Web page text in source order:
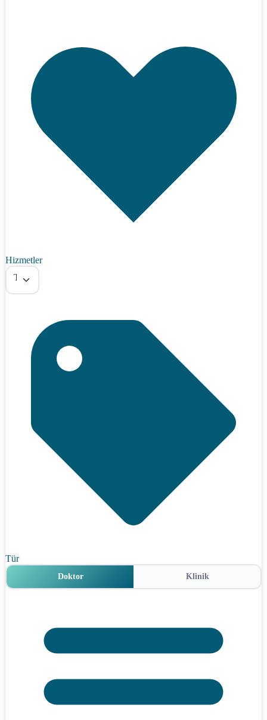
Hizmetler
Tümü
Tür
Doktor Klinik